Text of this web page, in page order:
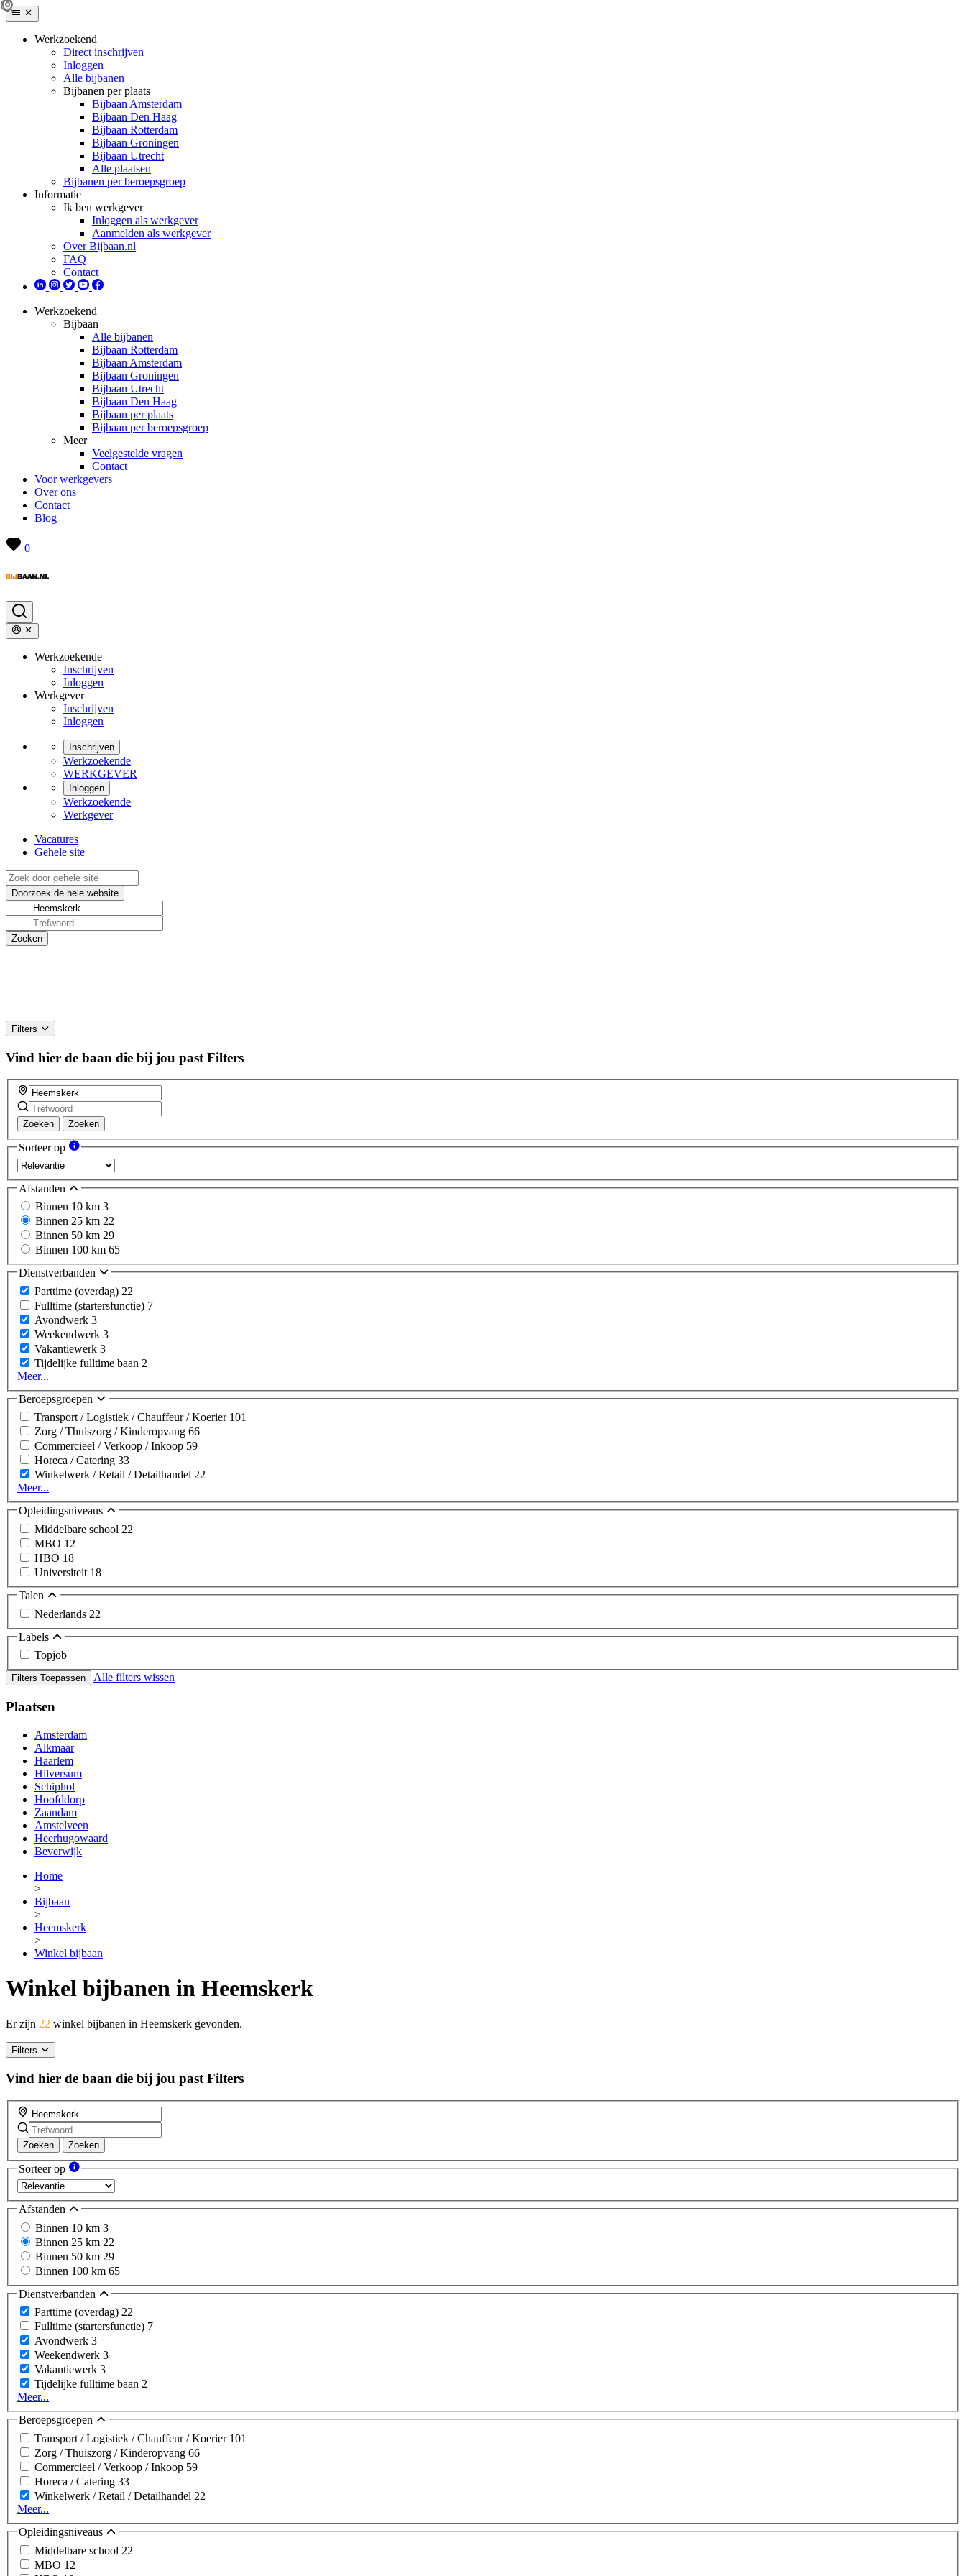
Werkzoekend
Direct inschrijven
Inloggen
Alle bijbanen
Bijbanen per plaats
Bijbaan Amsterdam
Bijbaan Den Haag
Bijbaan Rotterdam
Bijbaan Groningen
Bijbaan Utrecht
Alle plaatsen
Bijbanen per beroepsgroep
Informatie
Ik ben werkgever
Inloggen als werkgever
Aanmelden als werkgever
Over Bijbaan.nl
FAQ
Contact
Werkzoekend
Bijbaan
Alle bijbanen
Bijbaan Rotterdam
Bijbaan Amsterdam
Bijbaan Groningen
Bijbaan Utrecht
Bijbaan Den Haag
Bijbaan per plaats
Bijbaan per beroepsgroep
Meer
Veelgestelde vragen
Contact
Voor werkgevers
Over ons
Contact
Blog
0
Werkzoekende
Inschrijven
Inloggen
Werkgever
Inschrijven
Inloggen
Inschrijven
Werkzoekende
WERKGEVER
Inloggen
Werkzoekende
Werkgever
Vacatures
Gehele site
Filters
Vind hier de baan die bij jou past Filters
Zoeken Zoeken
Sorteer op
Afstanden
Binnen 10 km 3
Binnen 25 km 22
Binnen 50 km 29
Binnen 100 km 65
Dienstverbanden
Parttime (overdag) 22
Fulltime (startersfunctie) 7
Avondwerk 3
Weekendwerk 3
Vakantiewerk 3
Tijdelijke fulltime baan 2
Meer...
Beroepsgroepen
Transport / Logistiek / Chauffeur / Koerier 101
Zorg / Thuiszorg / Kinderopvang 66
Commercieel / Verkoop / Inkoop 59
Horeca / Catering 33
Winkelwerk / Retail / Detailhandel 22
Meer...
Opleidingsniveaus
Middelbare school 22
MBO 12
HBO 18
Universiteit 18
Talen
Nederlands 22
Labels
Topjob
Filters Toepassen Alle filters wissen
Plaatsen
Amsterdam
Alkmaar
Haarlem
Hilversum
Schiphol
Hoofddorp
Zaandam
Amstelveen
Heerhugowaard
Beverwijk
Home
>
Bijbaan
>
Heemskerk
>
Winkel bijbaan
Winkel bijbanen in Heemskerk
Er zijn 22 winkel bijbanen in Heemskerk gevonden.
Filters
Vind hier de baan die bij jou past Filters
Zoeken Zoeken
Sorteer op
Afstanden
Binnen 10 km 3
Binnen 25 km 22
Binnen 50 km 29
Binnen 100 km 65
Dienstverbanden
Parttime (overdag) 22
Fulltime (startersfunctie) 7
Avondwerk 3
Weekendwerk 3
Vakantiewerk 3
Tijdelijke fulltime baan 2
Meer...
Beroepsgroepen
Transport / Logistiek / Chauffeur / Koerier 101
Zorg / Thuiszorg / Kinderopvang 66
Commercieel / Verkoop / Inkoop 59
Horeca / Catering 33
Winkelwerk / Retail / Detailhandel 22
Meer...
Opleidingsniveaus
Middelbare school 22
MBO 12